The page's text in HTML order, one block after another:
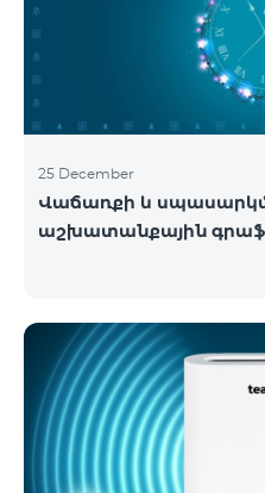
25 December
Վաճառքի և
աշխատանքային